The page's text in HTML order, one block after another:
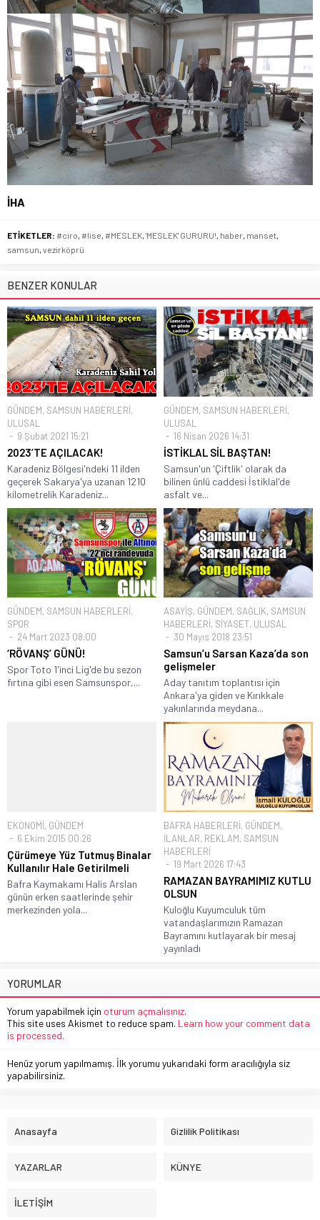
İHA
ETİKETLER: #ciro, #lise, #MESLEK, 'MESLEK' GURURU!, haber, manset,
samsun, vezirköprü
BENZER KONULAR
GÜNDEM, SAMSUN HABERLERİ,
ULUSAL
9 Şubat 2021 15:21
2023’TE AÇILACAK!
Karadeniz Bölgesi'ndeki 11 ilden
geçerek Sakarya'ya uzanan 1210
kilometrelik Karadeniz...
GÜNDEM, SAMSUN HABERLERİ,
ULUSAL
16 Nisan 2026 14:31
İSTİKLAL SİL BAŞTAN!
Samsun'un 'Çiftlik' olarak da
bilinen ünlü caddesi İstiklal'de
asfalt ve...
GÜNDEM, SAMSUN HABERLERİ,
SPOR
24 Mart 2023 08:00
‘RÖVANŞ’ GÜNÜ!
Spor Toto 1'inci Lig'de bu sezon
fırtına gibi esen Samsunspor,...
ASAYİŞ, GÜNDEM, SAĞLIK, SAMSUN
HABERLERİ, SİYASET, ULUSAL
30 Mayıs 2018 23:51
Samsun’u Sarsan Kaza’da son
gelişmeler
Aday tanıtım toplantısı için
Ankara'ya giden ve Kırıkkale
yakınlarında meydana...
EKONOMİ, GÜNDEM
6 Ekim 2015 00:26
Çürümeye Yüz Tutmuş Binalar
Kullanılır Hale Getirilmeli
Bafra Kaymakamı Halis Arslan
günün erken saatlerinde şehir
merkezinden yola...
BAFRA HABERLERİ, GÜNDEM,
İLANLAR, REKLAM, SAMSUN
HABERLERİ
19 Mart 2026 17:43
RAMAZAN BAYRAMIMIZ KUTLU
OLSUN
Kuloğlu Kuyumculuk tüm
vatandaşlarımızın Ramazan
Bayramını kutlayarak bir mesaj
yayınladı
YORUMLAR
Yorum yapabilmek için oturum açmalısınız.
This site uses Akismet to reduce spam. Learn how your comment data
is processed.
Henüz yorum yapılmamış. İlk yorumu yukarıdaki form aracılığıyla siz
yapabilirsiniz.
Anasayfa Gizlilik Politikası
YAZARLAR KÜNYE
İLETİŞİM